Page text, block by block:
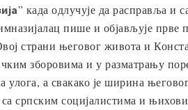
” када одлучује да расправља и
пише и објављује прве
страни његовог живота и
зборовима и у разматрању
улога, а свакако је ширина
српским социјалистима и